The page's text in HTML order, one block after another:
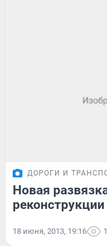
ДОРОГИ И
Новая
18 июня, 2013, 19:16